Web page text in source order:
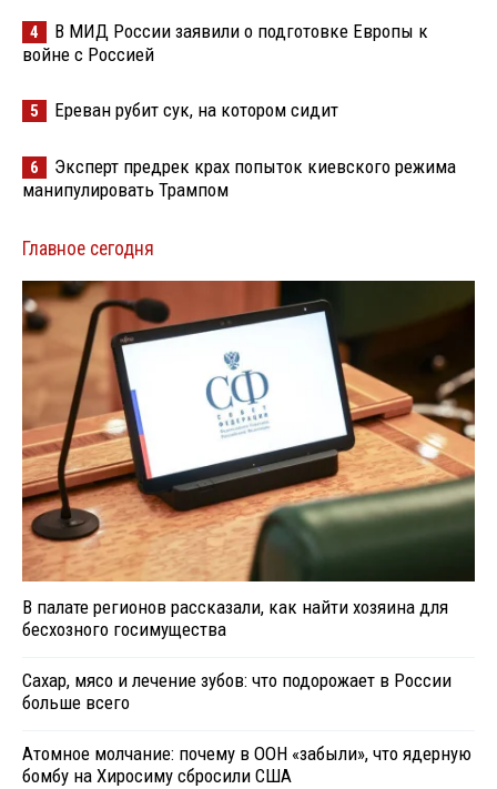
4
В МИД России заявили о подготовке Европы к
войне с Россией
5 Ереван рубит сук, на котором сидит
6
Эксперт предрек крах попыток киевского режима
манипулировать Трампом
Главное сегодня
В палате регионов рассказали, как найти хозяина для
бесхозного госимущества
Сахар, мясо и лечение зубов: что подорожает в России
больше всего
Атомное молчание: почему в ООН «забыли», что ядерную
бомбу на Хиросиму сбросили США